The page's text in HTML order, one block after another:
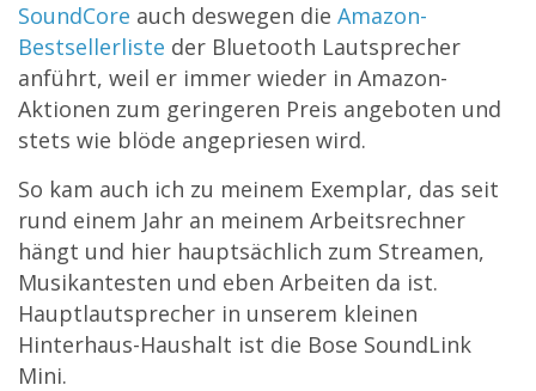
SoundCore auch deswegen die Amazon-
Bestsellerliste der Bluetooth Lautsprecher
anführt, weil er immer wieder in Amazon-
Aktionen zum geringeren Preis angeboten und
stets wie blöde angepriesen wird.
So kam auch ich zu meinem Exemplar, das seit
rund einem Jahr an meinem Arbeitsrechner
hängt und hier hauptsächlich zum Streamen,
Musikantesten und eben Arbeiten da ist.
Hauptlautsprecher in unserem kleinen
Hinterhaus-Haushalt ist die Bose SoundLink
Mini.